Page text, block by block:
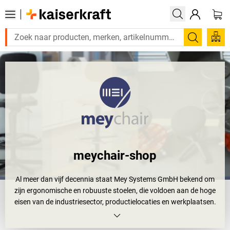
Zoeken
meychair-shop
Al meer dan vijf decennia staat Mey Systems GmbH bekend om
zijn ergonomische en robuuste stoelen, die voldoen aan de hoge
eisen van de industriesector, productielocaties en werkplaatsen.
Het bedrijf begon als een kleine lasserij en heeft zich ontwikkeld tot